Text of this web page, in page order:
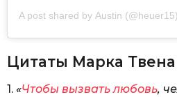
A post shared by Austin
Цитаты Марка
1. «Чтобы вызвать любовь,